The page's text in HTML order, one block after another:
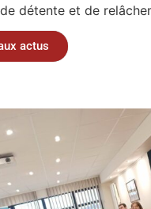
détente et de
actus